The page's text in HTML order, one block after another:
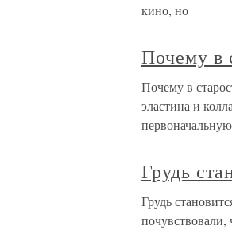
кино, но
Почему в
Почему в
эластина и
Грудь
Грудь
почувствовали,